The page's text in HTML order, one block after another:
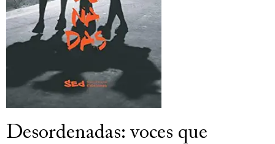
Desordenadas: voces que